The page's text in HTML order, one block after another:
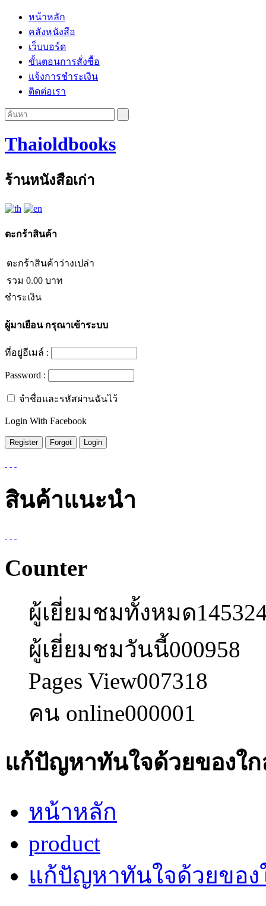
หน้าหลัก
คลังหนังสือ
เว็บบอร์ด
ขั้นตอนการสั่งซื้อ
แจ้งการชำระเงิน
ติดต่อเรา
Thaioldbooks
ร้านหนังสือเก่า
ตะกร้าสินค้า
ตะกร้าสินค้าว่างเปล่า
รวม 0.00 บาท
ชำระเงิน
ผู้มาเยือนกรุณาเข้าระบบ
ที่อยู่อีเมล์ :
Password :
จำชื่อและรหัสผ่านฉันไว้
Login With Facebook
สินค้าแนะนำ
Counter
ผู้เยี่ยมชมทั้งหมด
ผู้เยี่ยมชมวันนี้000958
Pages View007318
คน online000001
แก้ปัญหาทันใจด้วยของใ
หน้าหลัก
product
แก้ปัญหาทันใจด้วยของ